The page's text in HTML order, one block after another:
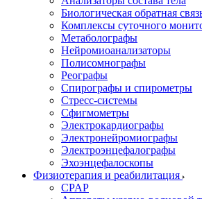
Биологическая обратная
Комплексы суточного
Метаболографы
Нейромиоанализаторы
Полисомнографы
Реографы
Спирографы и спирометры
Стресс-системы
Сфигмометры
Электрокардиографы
Электронейромиографы
Электроэнцефалографы
Эхоэнцефалоскопы
Физиотерапия и реабилитация
CPAP